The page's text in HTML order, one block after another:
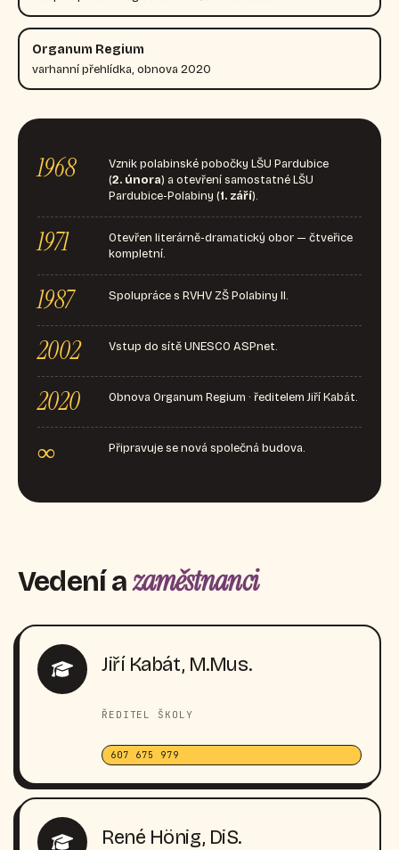
Organum Regium
varhanní přehlídka, obnova 2020
1968
Vznik polabinské pobočky LŠU Pardubice
(2. února) a otevření samostatné LŠU
Pardubice-Polabiny (1. září).
1971
Otevřen literárně-dramatický obor — čtveřice
kompletní.
1987 Spolupráce s RVHV ZŠ Polabiny II.
2002 Vstup do sítě UNESCO ASPnet.
2020 Obnova Organum Regium · ředitelem Jiří Kabát.
∞ Připravuje se nová společná budova.
Vedení azaměstnanci
Jiří Kabát, M.Mus.
ŘEDITEL ŠKOLY
607 675 979
René Hönig, DiS.